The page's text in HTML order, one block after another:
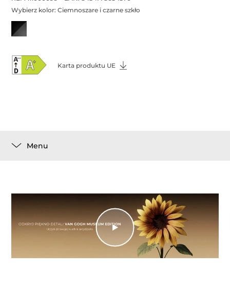
Wybierz kolor:Ciemnoszare i czarne szkło
Karta produktu UE
Menu